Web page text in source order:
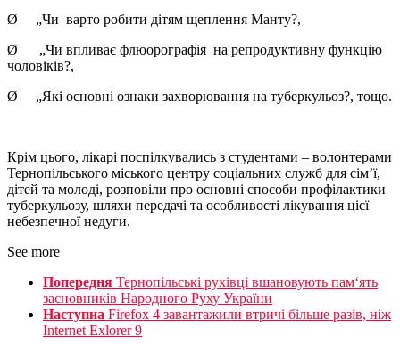
Ø „Чи варто робити дітям щеплення Манту?,
Ø „Чи впливає флюорографія на репродуктивну функцію
чоловіків?,
Ø „Які основні ознаки захворювання на туберкульоз?, тощо.
Крім цього, лікарі поспілкувались з студентами – волонтерами
Тернопільського міського центру соціальних служб для сім’ї,
дітей та молоді, розповіли про основні способи профілактики
туберкульозу, шляхи передачі та особливості лікування цієї
небезпечної недуги.
See more
Попередня Тернопільські рухівці вшановують пам‘ять
засновників Народного Руху України
Наступна Firefox 4 завантажили втричі більше разів, ніж
Internet Exlorer 9